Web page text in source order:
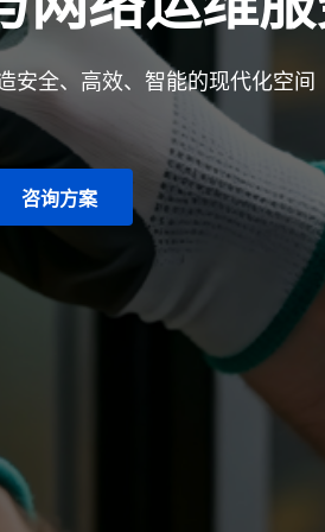
安全、高效、智能的现代化空间
咨询方案